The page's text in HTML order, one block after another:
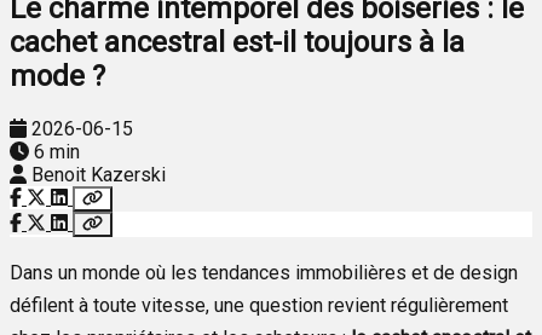
Le charme intemporel des boiseries : le
cachet ancestral est-il toujours à la
mode ?
2026-06-15
6 min
Benoit Kazerski
Dans un monde où les tendances immobilières et de design
défilent à toute vitesse, une question revient régulièrement